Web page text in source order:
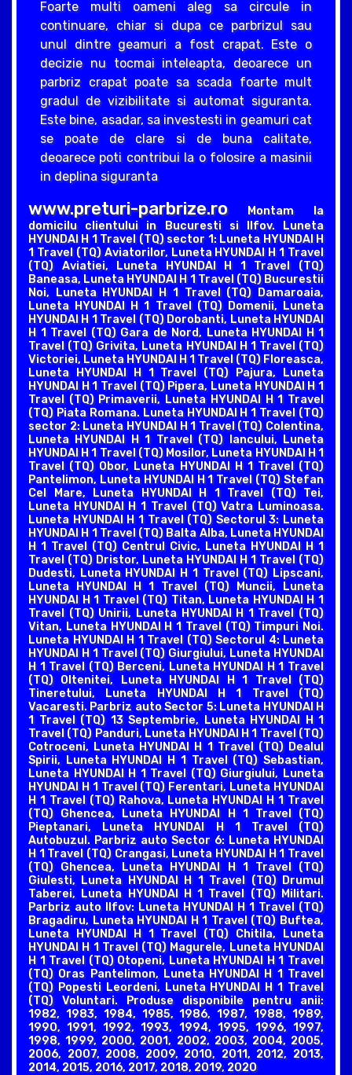
Foarte multi oameni aleg sa circule in
continuare, chiar si dupa ce parbrizul sau
unul dintre geamuri a fost crapat. Este o
decizie nu tocmai inteleapta, deoarece un
parbriz crapat poate sa scada foarte mult
gradul de vizibilitate si automat siguranta.
Este bine, asadar, sa investesti in geamuri cat
se poate de clare si de buna calitate,
deoarece poti contribui la o folosire a masinii
in deplina siguranta
www.preturi-parbrize.roMontam la
domicilu clientului in Bucuresti si Ilfov. Luneta
HYUNDAI H 1 Travel (TQ) sector 1: Luneta HYUNDAI H
1 Travel (TQ) Aviatorilor, Luneta HYUNDAI H 1 Travel
(TQ) Aviatiei, Luneta HYUNDAI H 1 Travel (TQ)
Baneasa, Luneta HYUNDAI H 1 Travel (TQ) Bucurestii
Noi, Luneta HYUNDAI H 1 Travel (TQ) Damaroaia,
Luneta HYUNDAI H 1 Travel (TQ) Domenii, Luneta
HYUNDAI H 1 Travel (TQ) Dorobanti, Luneta HYUNDAI
H 1 Travel (TQ) Gara de Nord, Luneta HYUNDAI H 1
Travel (TQ) Grivita, Luneta HYUNDAI H 1 Travel (TQ)
Victoriei, Luneta HYUNDAI H 1 Travel (TQ) Floreasca,
Luneta HYUNDAI H 1 Travel (TQ) Pajura, Luneta
HYUNDAI H 1 Travel (TQ) Pipera, Luneta HYUNDAI H 1
Travel (TQ) Primaverii, Luneta HYUNDAI H 1 Travel
(TQ) Piata Romana. Luneta HYUNDAI H 1 Travel (TQ)
sector 2: Luneta HYUNDAI H 1 Travel (TQ) Colentina,
Luneta HYUNDAI H 1 Travel (TQ) Iancului, Luneta
HYUNDAI H 1 Travel (TQ) Mosilor, Luneta HYUNDAI H 1
Travel (TQ) Obor, Luneta HYUNDAI H 1 Travel (TQ)
Pantelimon, Luneta HYUNDAI H 1 Travel (TQ) Stefan
Cel Mare, Luneta HYUNDAI H 1 Travel (TQ) Tei,
Luneta HYUNDAI H 1 Travel (TQ) Vatra Luminoasa.
Luneta HYUNDAI H 1 Travel (TQ) Sectorul 3: Luneta
HYUNDAI H 1 Travel (TQ) Balta Alba, Luneta HYUNDAI
H 1 Travel (TQ) Centrul Civic, Luneta HYUNDAI H 1
Travel (TQ) Dristor, Luneta HYUNDAI H 1 Travel (TQ)
Dudesti, Luneta HYUNDAI H 1 Travel (TQ) Lipscani,
Luneta HYUNDAI H 1 Travel (TQ) Muncii, Luneta
HYUNDAI H 1 Travel (TQ) Titan, Luneta HYUNDAI H 1
Travel (TQ) Unirii, Luneta HYUNDAI H 1 Travel (TQ)
Vitan, Luneta HYUNDAI H 1 Travel (TQ) Timpuri Noi.
Luneta HYUNDAI H 1 Travel (TQ) Sectorul 4: Luneta
HYUNDAI H 1 Travel (TQ) Giurgiului, Luneta HYUNDAI
H 1 Travel (TQ) Berceni, Luneta HYUNDAI H 1 Travel
(TQ) Oltenitei, Luneta HYUNDAI H 1 Travel (TQ)
Tineretului, Luneta HYUNDAI H 1 Travel (TQ)
Vacaresti. Parbriz auto Sector 5: Luneta HYUNDAI H
1 Travel (TQ) 13 Septembrie, Luneta HYUNDAI H 1
Travel (TQ) Panduri, Luneta HYUNDAI H 1 Travel (TQ)
Cotroceni, Luneta HYUNDAI H 1 Travel (TQ) Dealul
Spirii, Luneta HYUNDAI H 1 Travel (TQ) Sebastian,
Luneta HYUNDAI H 1 Travel (TQ) Giurgiului, Luneta
HYUNDAI H 1 Travel (TQ) Ferentari, Luneta HYUNDAI
H 1 Travel (TQ) Rahova, Luneta HYUNDAI H 1 Travel
(TQ) Ghencea, Luneta HYUNDAI H 1 Travel (TQ)
Pieptanari, Luneta HYUNDAI H 1 Travel (TQ)
Autobuzul. Parbriz auto Sector 6: Luneta HYUNDAI
H 1 Travel (TQ) Crangasi, Luneta HYUNDAI H 1 Travel
(TQ) Ghencea, Luneta HYUNDAI H 1 Travel (TQ)
Giulesti, Luneta HYUNDAI H 1 Travel (TQ) Drumul
Taberei, Luneta HYUNDAI H 1 Travel (TQ) Militari.
Parbriz auto Ilfov: Luneta HYUNDAI H 1 Travel (TQ)
Bragadiru, Luneta HYUNDAI H 1 Travel (TQ) Buftea,
Luneta HYUNDAI H 1 Travel (TQ) Chitila, Luneta
HYUNDAI H 1 Travel (TQ) Magurele, Luneta HYUNDAI
H 1 Travel (TQ) Otopeni, Luneta HYUNDAI H 1 Travel
(TQ) Oras Pantelimon, Luneta HYUNDAI H 1 Travel
(TQ) Popesti Leordeni, Luneta HYUNDAI H 1 Travel
(TQ) Voluntari. Produse disponibile pentru anii:
1982, 1983, 1984, 1985, 1986, 1987, 1988, 1989,
1990, 1991, 1992, 1993, 1994, 1995, 1996, 1997,
1998, 1999, 2000, 2001, 2002, 2003, 2004, 2005,
2006, 2007, 2008, 2009, 2010, 2011, 2012, 2013,
2014, 2015, 2016, 2017, 2018, 2019, 2020